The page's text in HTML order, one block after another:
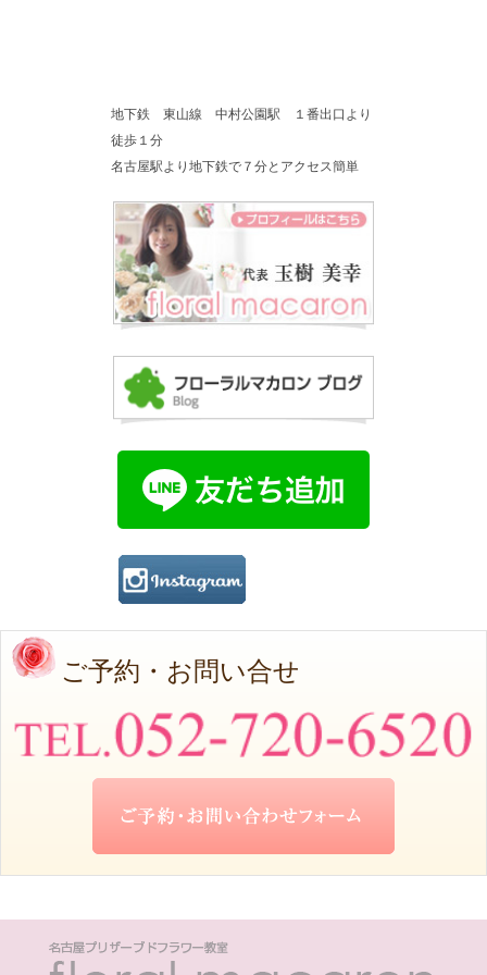
地下鉄 東山線 中村公園駅 １番出口より
徒歩１分
名古屋駅より地下鉄で７分とアクセス簡単
ご予約・お問い合せ